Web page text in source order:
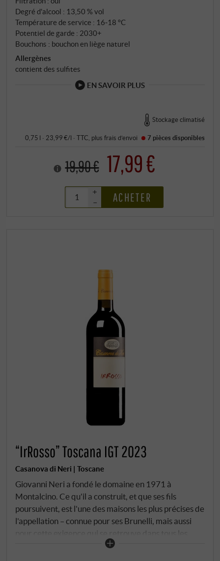
de Montalcino au sud. Vendange manuelle, triage
manuel et trieur optique, fermentation spontanée en
cuves coniques ouvertes en acier, macération de 13
jours avec remontages réguliers.
Degré d'alcool : 13,50 % vol
Température de service : 16‑18 °C
Potentiel de garde : 2030+
Bouchons : bouchon en liège naturel
Allergènes
contient des sulfites
EN SAVOIR PLUS
Stockage climatisé
0,75 l · 23,99 €/l ·TTC , plusfrais d’envoi 7 pièces disponibles
19,90 € 17,99 €
+
–
ACHETER
“IrRosso” Toscana IGT 2023
Casanova di Neri | Toscane
Giovanni Neri a fondé le domaine en 1971 à
Montalcino. Ce qu'il a construit, et que ses fils
poursuivent, est l'une des maisons les plus précises de
l'appellation – connue pour ses Brunelli, mais aussi
pour cette exigence qui se retrouve dans tous les
vins, quelle que soit l'appellation sur l'étiquette.